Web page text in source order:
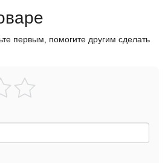
первым, помогите другим сделать